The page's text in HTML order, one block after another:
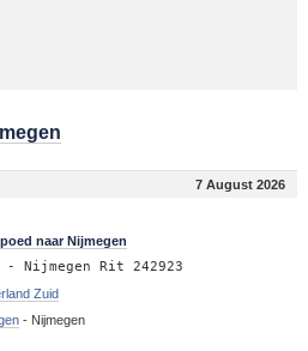
7 August 2026
naar Nijmegen
- Nijmegen Rit 242923
Zuid
- Nijmegen